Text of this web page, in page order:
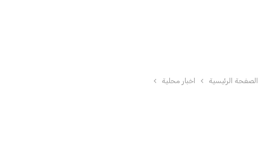
الصفحة الرئيسية اخبار محلية